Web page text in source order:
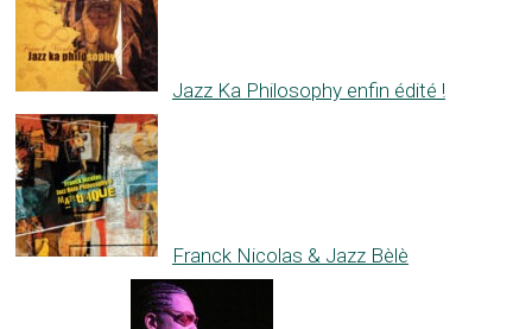
Jazz Ka Philosophy enfin édité !
Franck Nicolas & Jazz Bèlè